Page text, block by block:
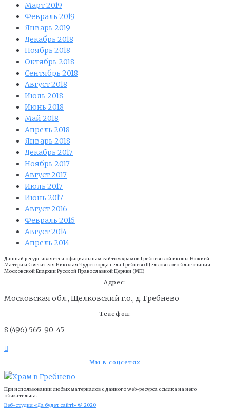
Март 2019
Февраль 2019
Январь 2019
Декабрь 2018
Ноябрь 2018
Октябрь 2018
Сентябрь 2018
Август 2018
Июль 2018
Июнь 2018
Май 2018
Апрель 2018
Январь 2018
Декабрь 2017
Ноябрь 2017
Август 2017
Июль 2017
Июнь 2017
Август 2016
Февраль 2016
Август 2014
Апрель 2014
Данный ресурс является официальным сайтом храмов Гребневской иконы Божией
Матери и Cвятителя Николая Чудотворца села Гребнево Щелковского благочиния
Московской Епархии Русской Православной Церкви (МП)
Адрес:
Московская обл., Щелковский г.о., д. Гребнево
Телефон:
8 (496) 565-90-45
Мы в соцсетях
При использовании любых материалов с данного web-ресурса ссылка на него
обязательна.
Веб-студия «Да будет сайт!» © 2020